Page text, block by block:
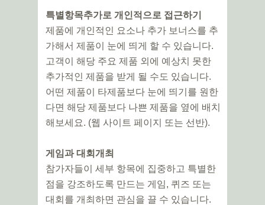
특별항목추가로 개인적으로 접근하기
제품에 개인적인 요소나 추가 보너스를 추
가해서 제품이 눈에 띄게 할 수 있습니다.
고객이 해당 주요 제품 외에 예상치 못한
추가적인 제품을 받게 될 수도 있습니다.
어떤 제품이 타제품보다 눈에 띄기를 원한
다면 해당 제품보다 나쁜 제품을 옆에 배치
해보세요. (웹 사이트 페이지 또는 선반).
게임과 대회개최
참가자들이 세부 항목에 집중하고 특별한
점을 강조하도록 만드는 게임, 퀴즈 또는
대회를 개최하면 관심을 끌 수 있습니다.